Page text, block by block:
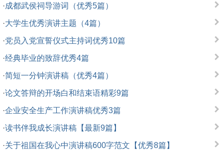
·成都武侯祠导游词（优秀5篇）
·大学生优秀演讲主题（4篇）
·党员入党宣誓仪式主持词优秀10篇
·经典毕业的致辞优秀4篇
·简短一分钟演讲稿（优秀4篇）
·论文答辩的开场白和结束语精彩9篇
·企业安全生产工作演讲稿优秀3篇
·读书伴我成长演讲稿【最新9篇】
·关于祖国在我心中演讲稿600字范文【优秀8篇】